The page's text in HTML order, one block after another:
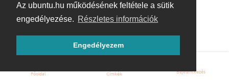
Az ubuntu.hu működésének feltétele a sütik
engedélyezése. Részletes információk
Engedélyezem
Főoldal Címkék Bejelentkezés